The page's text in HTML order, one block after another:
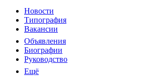
Новости
Типография
Вакансии
Объявления
Биографии
Руководство
Ещё